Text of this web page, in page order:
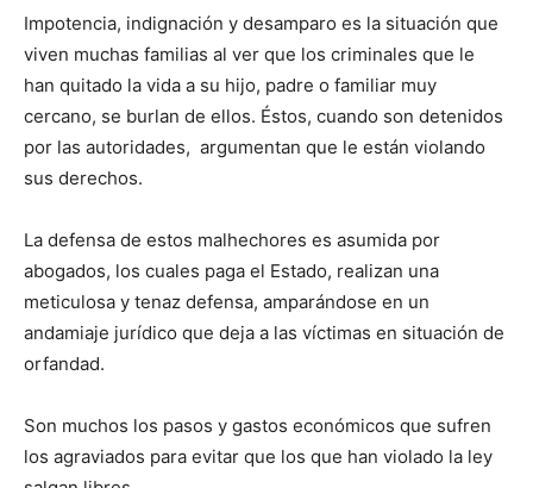
Impotencia, indignación y desamparo es la situa­ción que
viven muchas familias al ver que los criminales que le
han quitado la vida a su hijo, padre o familiar muy
cercano, se burlan de ellos. Éstos, cuando son deteni­dos
por las autoridades, argumentan que le están violando
sus derechos.
La defensa de estos malhechores es asumida por
abogados, los cuales paga el Estado, realizan una
meticulosa y tenaz defensa, am­parándose en un
andamiaje jurídico que deja a las víctimas en situación de
orfandad.
Son muchos los pasos y gastos económicos que sufren
los agraviados para evitar que los que han violado la ley